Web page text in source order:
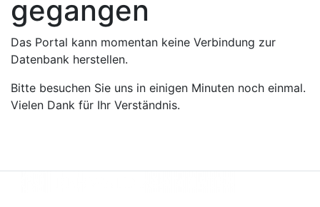
gegangen
Das Portal kann momentan keine Verbindung zur
Datenbank herstellen.
Bitte besuchen Sie uns in einigen Minuten noch einmal.
Vielen Dank für Ihr Verständnis.